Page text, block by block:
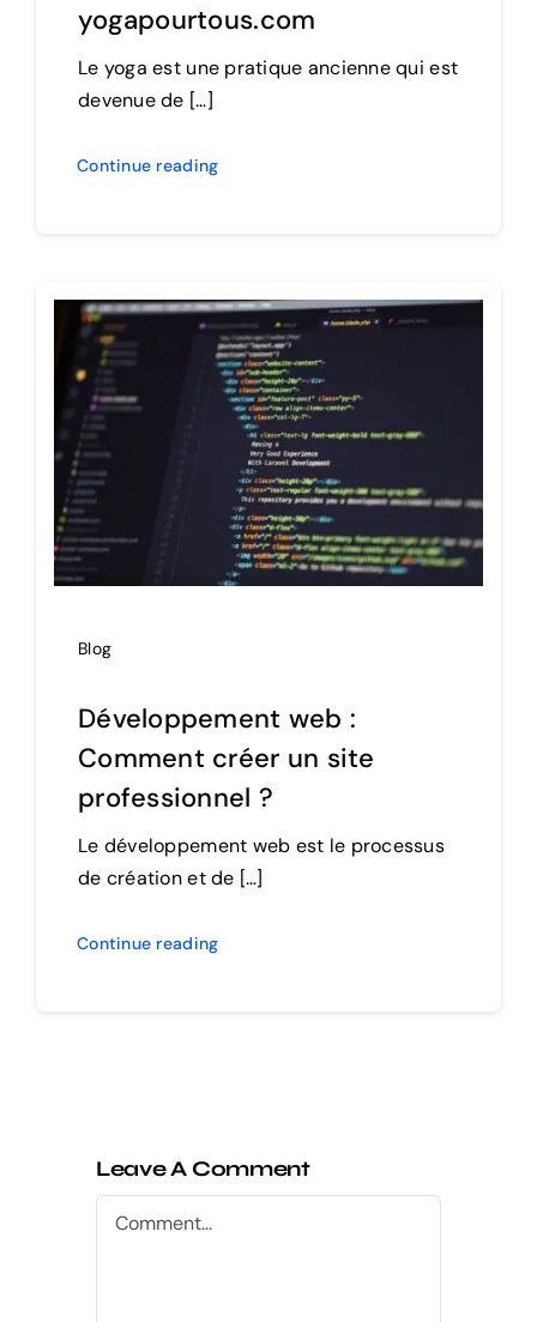
yogapourtous.com
Le yoga est une pratique ancienne qui est
devenue de […]
Continue reading
Blog
Développement web :
Comment créer un site
professionnel ?
Le développement web est le processus
de création et de […]
Continue reading
Leave A Comment
Comment